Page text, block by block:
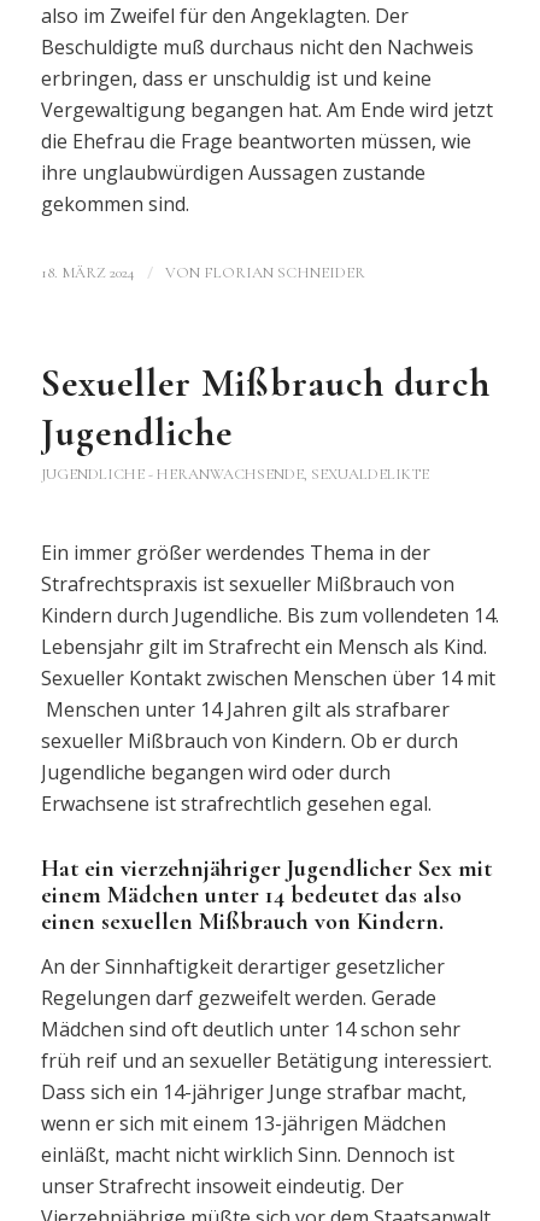
also im Zweifel für den Angeklagten. Der
Beschuldigte muß durchaus nicht den Nachweis
erbringen, dass er unschuldig ist und keine
Vergewaltigung begangen hat. Am Ende wird jetzt
die Ehefrau die Frage beantworten müssen, wie
ihre unglaubwürdigen Aussagen zustande
gekommen sind.
18. MÄRZ 2024 / VON FLORIAN SCHNEIDER
Sexueller Mißbrauch durch
Jugendliche
JUGENDLICHE - HERANWACHSENDE, SEXUALDELIKTE
Ein immer größer werdendes Thema in der
Strafrechtspraxis ist sexueller Mißbrauch von
Kindern durch Jugendliche. Bis zum vollendeten 14.
Lebensjahr gilt im Strafrecht ein Mensch als Kind.
Sexueller Kontakt zwischen Menschen über 14 mit
Menschen unter 14 Jahren gilt als strafbarer
sexueller Mißbrauch von Kindern. Ob er durch
Jugendliche begangen wird oder durch
Erwachsene ist strafrechtlich gesehen egal.
Hat ein vierzehnjähriger Jugendlicher Sex mit
einem Mädchen unter 14 bedeutet das also
einen sexuellen Mißbrauch von Kindern.
An der Sinnhaftigkeit derartiger gesetzlicher
Regelungen darf gezweifelt werden. Gerade
Mädchen sind oft deutlich unter 14 schon sehr
früh reif und an sexueller Betätigung interessiert.
Dass sich ein 14-jähriger Junge strafbar macht,
wenn er sich mit einem 13-jährigen Mädchen
einläßt, macht nicht wirklich Sinn. Dennoch ist
unser Strafrecht insoweit eindeutig. Der